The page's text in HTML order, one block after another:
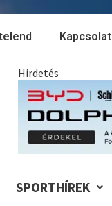
Kapcsolat
Hirdetés
SPORTHÍREK